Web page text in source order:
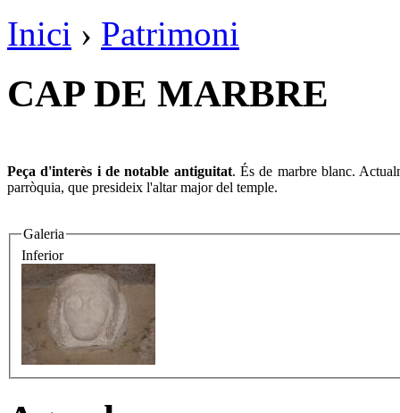
Inici › Patrimoni
CAP DE MARBRE
Peça d'interès i de notable antiguitat. És de marbre blanc.
parròquia, que presideix l'altar major del temple.
Galeria
Inferior